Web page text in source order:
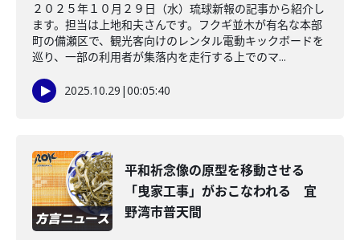
２０２５年１０月２９日（水）琉球新報の記事から紹介し
ます。担当は上地和夫さんです。フクギ並木が有名な本部
町の備瀬区で、観光客向けのレンタル電動キックボードを
巡り、一部の利用者が集落内を走行する上でのマ...
2025.10.29 |00:05:40
平和祈念像の原型を移動させる
「曳家工事」がおこなわれる 宜
野湾市普天間